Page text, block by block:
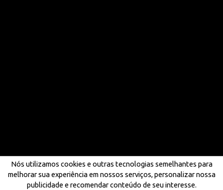
Nós utilizamos cookies e outras tecnologias semelhantes para
melhorar sua experiência em nossos serviços, personalizar nossa
publicidade e recomendar conteúdo de seu interesse.